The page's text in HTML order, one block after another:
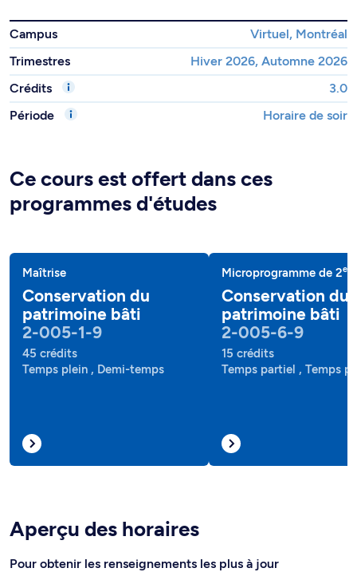
Campus
Virtuel, Montréal
Trimestres
Hiver 2026, Automne 2026
Crédits
3.0
Période
Horaire de soir
Ce cours est offert dans ces
programmes d'études
Maîtrise
Conservation du
patrimoine bâti
2-005-1-9
45 crédits
Temps plein , Demi-temps
Microprogramme de 2e
Conservation du
patrimoine bâti
2-005-6-9
15 crédits
Temps partiel , Temps
Aperçu des horaires
Pour obtenir les renseignements les plus à jour